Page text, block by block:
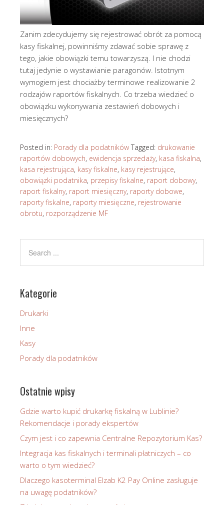
Zanim zdecydujemy się rejestrować obrót za pomocą
kasy fiskalnej, powinniśmy zdawać sobie sprawę z
tego, jakie obowiązki temu towarzyszą. I nie chodzi
tutaj jedynie o wystawianie paragonów. Istotnym
wymogiem jest chociażby terminowe realizowanie 2
rodzajów raportów fiskalnych. Co trzeba wiedzieć o
obowiązku wykonywania zestawień dobowych i
miesięcznych?
Posted in: Porady dla podatników Tagged: drukowanie
raportów dobowych, ewidencja sprzedaży, kasa fiskalna,
kasa rejestrująca, kasy fiskalne, kasy rejestrujące,
obowiązki podatnika, przepisy fiskalne, raport dobowy,
raport fiskalny, raport miesięczny, raporty dobowe,
raporty fiskalne, raporty miesięczne, rejestrowanie
obrotu, rozporządzenie MF
Kategorie
Drukarki
Inne
Kasy
Porady dla podatników
Ostatnie wpisy
Gdzie warto kupić drukarkę fiskalną w Lublinie?
Rekomendacje i porady ekspertów
Czym jest i co zapewnia Centralne Repozytorium Kas?
Integracja kas fiskalnych i terminali płatniczych – co
warto o tym wiedzieć?
Dlaczego kasoterminal Elzab K2 Pay Online zasługuje
na uwagę podatników?